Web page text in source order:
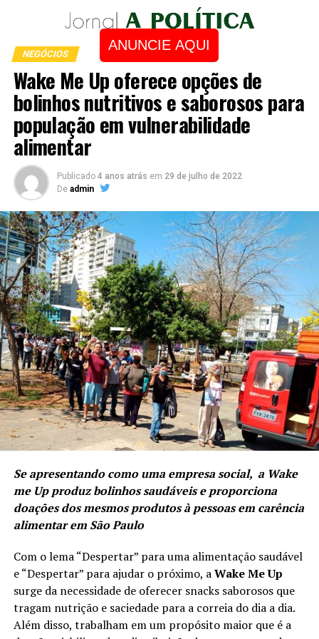
ANUNCIE AQUI
NEGÓCIOS
Wake Me Up oferece opções de
bolinhos nutritivos e saborosos para
população em vulnerabilidade
alimentar
Publicado 4 anos atrás em 29 de julho de 2022
De admin
Se apresentando como uma empresa social, a Wake
me Up produz bolinhos saudáveis e proporciona
doações dos mesmos produtos à pessoas em carência
alimentar em São Paulo
Com o lema “Despertar” para uma alimentação saudável
e “Despertar” para ajudar o próximo, aWake Me Up
surge da necessidade de oferecer snacks saborosos que
tragam nutrição e saciedade para a correia do dia a dia.
Além disso, trabalham em um propósito maior que é a